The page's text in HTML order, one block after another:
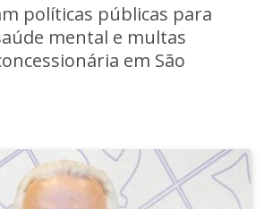
políticas públicas para
mental e multas
em São